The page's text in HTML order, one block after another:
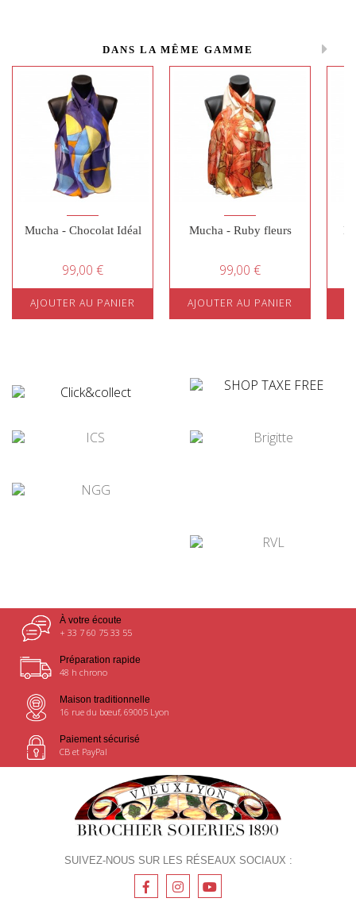
DANS LA MÊME GAMME
Mucha - Chocolat Idéal
99,00 €
AJOUTER AU PANIER
Mucha - Ruby fleurs
99,00 €
AJOUTER AU PANIER
À votre écoute
+ 33 7 60 75 33 55
Préparation rapide
48 h chrono
Maison traditionnelle
16 rue du bœuf, 69005 Lyon
Paiement sécurisé
CB et PayPal
SUIVEZ-NOUS SUR LES RÉSEAUX SOCIAUX :